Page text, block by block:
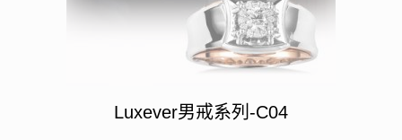
Luxever男戒系列-C04